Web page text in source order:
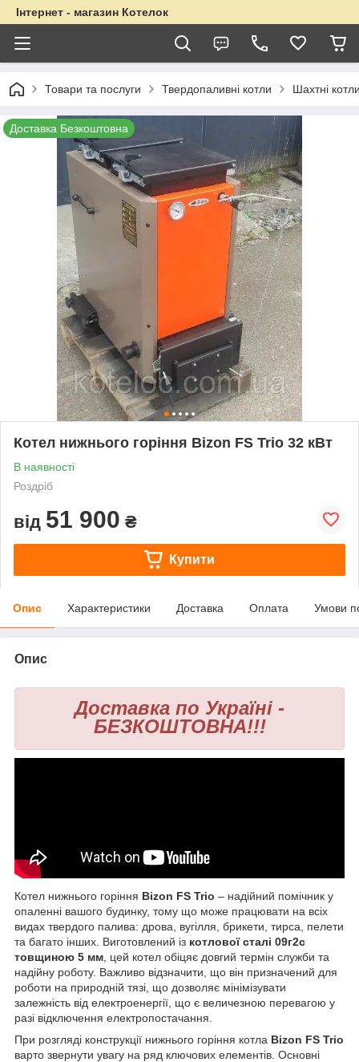
Інтернет - магазин Котелок
Товари та послуги Твердопаливні котли Шахтні
Доставка Безкоштовна
Котел нижнього горіння Bizon FS Trio 32 кВт
В наявності
Роздріб
від 51 900 ₴
Купити
Опис Характеристики Доставка Оплата Умови
Опис
Доставка по Україні -
БЕЗКОШТОВНА!!!
Котел нижнього горіння Bizon FS Trio – надійний помічник у
опаленні вашого будинку, тому що може працювати на всіх
видах твердого палива: дрова, вугілля, брикети, тирса, пелети
та багато інших. Виготовлений із котлової сталі 09г2с
товщиною 5 мм , цей котел обіцяє довгий термін служби та
надійну роботу. Важливо відзначити, що він призначений для
роботи на природній тязі, що дозволяє мінімізувати
залежність від електроенергії, що є величезною перевагою у
разі відключення електропостачання.
При розгляді конструкції нижнього горіння котла Bizon FS Trio
варто звернути увагу на ряд ключових елементів. Основні